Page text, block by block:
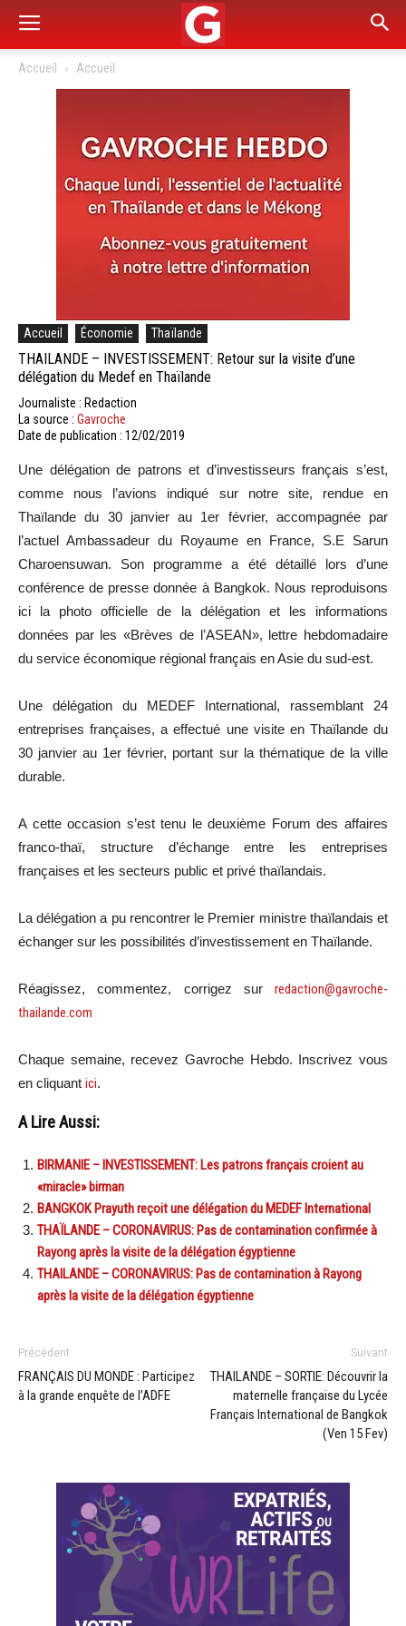
Accueil Accueil
Accueil Économie Thaïlande
THAILANDE – INVESTISSEMENT: Retour sur la visite d’une
délégation du Medef en Thaïlande
Journaliste : Redaction
La source : Gavroche
Date de publication : 12/02/2019
Une délégation de patrons et d’investisseurs français s’est,
comme nous l’avions indiqué sur notre site, rendue en
Thaïlande du 30 janvier au 1er février, accompagnée par
l’actuel Ambassadeur du Royaume en France, S.E Sarun
Charoensuwan. Son programme a été détaillé lors d’une
conférence de presse donnée à Bangkok. Nous reproduisons
ici la photo officielle de la délégation et les informations
données par les «Brèves de l’ASEAN», lettre hebdomadaire
du service économique régional français en Asie du sud-est.
Une délégation du MEDEF International, rassemblant 24
entreprises françaises, a effectué une visite en Thaïlande du
30 janvier au 1er février, portant sur la thématique de la ville
durable.
A cette occasion s’est tenu le deuxième Forum des affaires
franco-thaï, structure d’échange entre les entreprises
françaises et les secteurs public et privé thaïlandais.
La délégation a pu rencontrer le Premier ministre thaïlandais et
échanger sur les possibilités d’investissement en Thaïlande.
Réagissez, commentez, corrigez sur redaction@gavroche-
thailande.com
Chaque semaine, recevez Gavroche Hebdo. Inscrivez vous
en cliquant ici.
A Lire Aussi:
BIRMANIE – INVESTISSEMENT: Les patrons français croient au
«miracle» birman
BANGKOK Prayuth reçoit une délégation du MEDEF International
THAÏLANDE – CORONAVIRUS: Pas de contamination confirmée à
Rayong après la visite de la délégation égyptienne
THAILANDE – CORONAVIRUS: Pas de contamination à Rayong
après la visite de la délégation égyptienne
Précédent
FRANÇAIS DU MONDE : Participez
à la grande enquête de l’ADFE
Suivant
THAILANDE – SORTIE: Découvrir la
maternelle française du Lycée
Français International de Bangkok
(Ven 15 Fev)